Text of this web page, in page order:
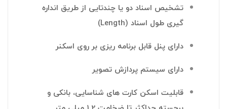
تشخیص اسناد دو یا چندتایی از طریق انداره
گیری طول اسناد (Length)
دارای پنل قابل برنامه ریزی بر روی اسکنر
دارای سیستم پردازش تصویر
قابلیت اسکن کارت های شناسایی، بانکی و